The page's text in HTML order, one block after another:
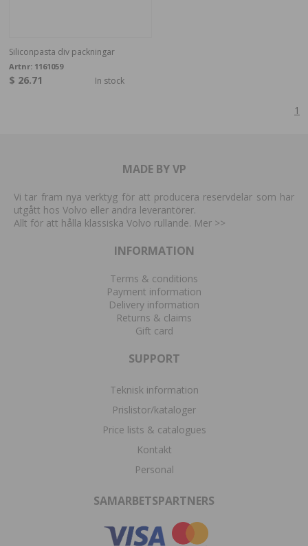
Siliconpasta div packningar
Artnr: 1161059
$ 26.71 In stock
1
MADE BY VP
Vi tar fram nya verktyg för att producera reservdelar som har
utgått hos Volvo eller andra leverantörer.
Allt för att hålla klassiska Volvo rullande. Mer >>
INFORMATION
Terms & conditions
Payment information
Delivery information
Returns & claims
Gift card
SUPPORT
Teknisk information
Prislistor/kataloger
Price lists & catalogues
Kontakt
Personal
SAMARBETSPARTNERS